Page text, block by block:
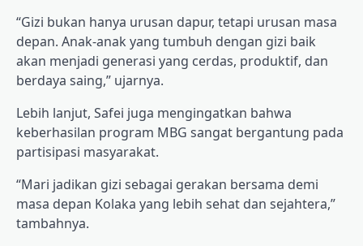
“Gizi bukan hanya urusan dapur, tetapi urusan masa
depan. Anak-anak yang tumbuh dengan gizi baik
akan menjadi generasi yang cerdas, produktif, dan
berdaya saing,” ujarnya.
Lebih lanjut, Safei juga mengingatkan bahwa
keberhasilan program MBG sangat bergantung pada
partisipasi masyarakat.
“Mari jadikan gizi sebagai gerakan bersama demi
masa depan Kolaka yang lebih sehat dan sejahtera,”
tambahnya.